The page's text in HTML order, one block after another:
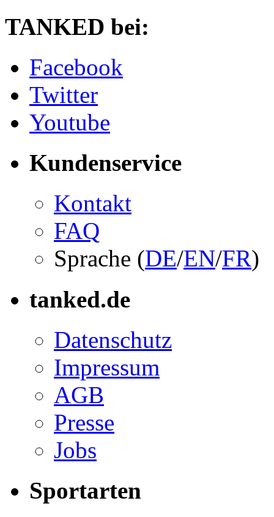
TANKED bei:
Facebook
Twitter
Youtube
Kundenservice
Kontakt
FAQ
Sprache (DE/EN/FR)
tanked.de
Datenschutz
Impressum
AGB
Presse
Jobs
Sportarten